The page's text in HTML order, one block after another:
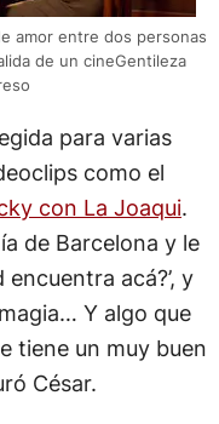
amor entre dos personas
de un cineGentileza
para varias
como el
con La Joaqui.
de Barcelona y le
acá?’, y
Y algo que
tiene un muy buen
César.